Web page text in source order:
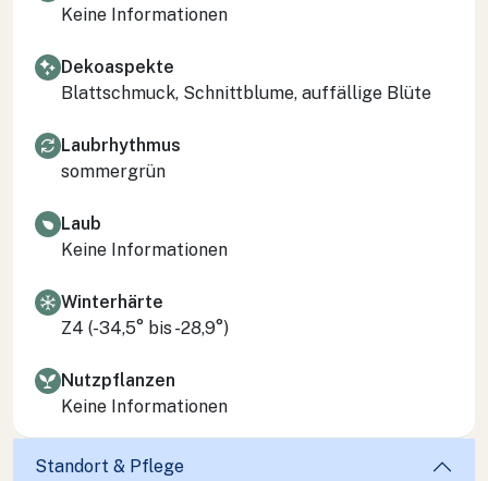
Keine Informationen
Dekoaspekte
Blattschmuck, Schnittblume, auffällige Blüte
Laubrhythmus
sommergrün
Laub
Keine Informationen
Winterhärte
Z4 (-34,5° bis -28,9°)
Nutzpflanzen
Keine Informationen
Standort & Pflege